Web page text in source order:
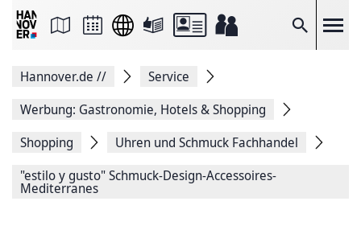
Suche
Seite
Facebook
teilen
Seitenlink
Seite
Drucken
Hannover.de //
Service
Werbung: Gastronomie, Hotels & Shopping
Shopping
Uhren und Schmuck Fachhandel
"estilo y gusto" Schmuck-Design-Accessoires-
Mediterranes